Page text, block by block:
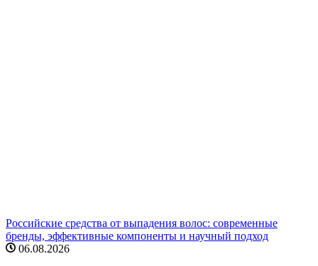
Российские средства от выпадения волос: современные
бренды, эффективные компоненты и научный подход
06.08.2026